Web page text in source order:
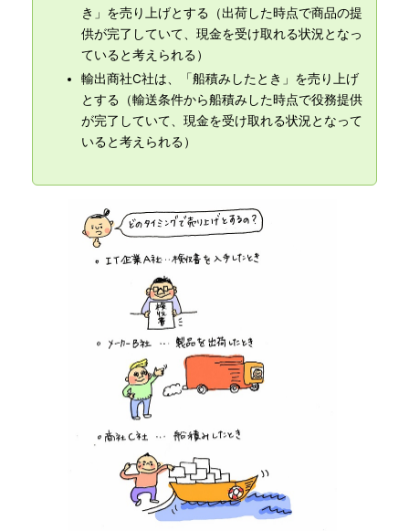
き」を売り上げとする（出荷した時点で商品の提
供が完了していて、現金を受け取れる状況となっ
ていると考えられる）
輸出商社C社は、「船積みしたとき」を売り上げ
とする（輸送条件から船積みした時点で役務提供
が完了していて、現金を受け取れる状況となって
いると考えられる）